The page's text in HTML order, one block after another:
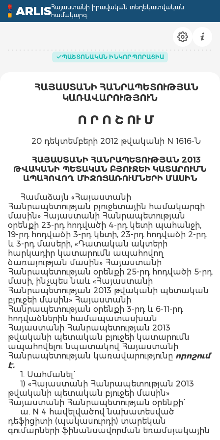
ARLISՀայաստանի իրավական տեղեկատվական
համակարգ
ՊԱՇՏՈՆԱԿԱՆ ԻՆԿՈՐՊՈՐԱՑԻԱ
ՀԱՅԱՍՏԱՆԻ ՀԱՆՐԱՊԵՏՈՒԹՅԱՆ
ԿԱՌԱՎԱՐՈՒԹՅՈՒՆ
Ո Ր Ո Շ ՈՒ Մ
20 դեկտեմբերի 2012 թվականի N 1616-Ն
ՀԱՅԱՍՏԱՆԻ ՀԱՆՐԱՊԵՏՈՒԹՅԱՆ 2013
ԹՎԱԿԱՆԻ ՊԵՏԱԿԱՆ ԲՅՈՒՋԵԻ ԿԱՏԱՐՈՒՄՆ
ԱՊԱՀՈՎՈՂ ՄԻՋՈՑԱՌՈՒՄՆԵՐԻ ՄԱՍԻՆ
Համաձայն «Հայաստանի
Հանրապետության բյուջետային համակարգի
մասին» Հայաստանի Հանրապետության
օրենքի 23-րդ հոդվածի 4-րդ կետի պահանջի,
19-րդ հոդվածի 3-րդ կետի, 23-րդ հոդվածի 2-րդ
և 3-րդ մասերի, «Դատական ակտերի
հարկադիր կատարումն ապահովող
ծառայության մասին» Հայաստանի
Հանրապետության օրենքի 25-րդ հոդվածի 5-րդ
մասի, ինչպես նաև «Հայաստանի
Հանրապետության 2013 թվականի պետական
բյուջեի մասին» Հայաստանի
Հանրապետության օրենքի 3-րդ և 6-11-րդ
հոդվածներին համապատասխան
Հայաստանի Հանրապետության 2013
թվականի պետական բյուջեի կատարումն
ապահովելու նպատակով Հայաստանի
Հանրապետության կառավարությունը որոշում
է.
1. Սահմանել`
1) «Հայաստանի Հանրապետության 2013
թվականի պետական բյուջեի մասին»
Հայաստանի Հանրապետության օրենքի`
ա. N 4 հավելվածով նախատեսված
դեֆիցիտի (պակասուրդի) տարեկան
գումարների ֆինանսավորման եռամսյակային